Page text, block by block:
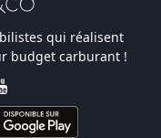
qui réalisent
budget carburant !